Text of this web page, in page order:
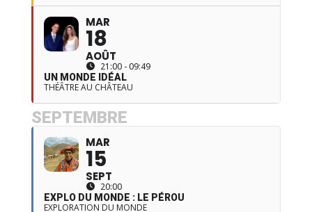
MAR
18
AOÛT
21:00 - 09:49
UN MONDE IDÉAL
THÉÂTRE AU CHÂTEAU
SEPTEMBRE
MAR
15
SEPT
20:00
EXPLO DU MONDE : LE PÉROU
EXPLORATION DU MONDE